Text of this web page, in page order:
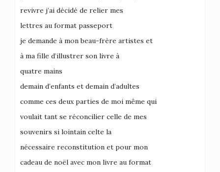
revivre j’ai décidé de relier mes
lettres au format passeport
je demande à mon beau-frère artistes et
à ma fille d’illustrer son livre à
quatre mains
demain d’enfants et demain d’adultes
comme ces deux parties de moi même qui
voulait tant se réconcilier celle de mes
souvenirs si lointain celte la
nécessaire reconstitution et pour mon
cadeau de noël avec mon livre au format